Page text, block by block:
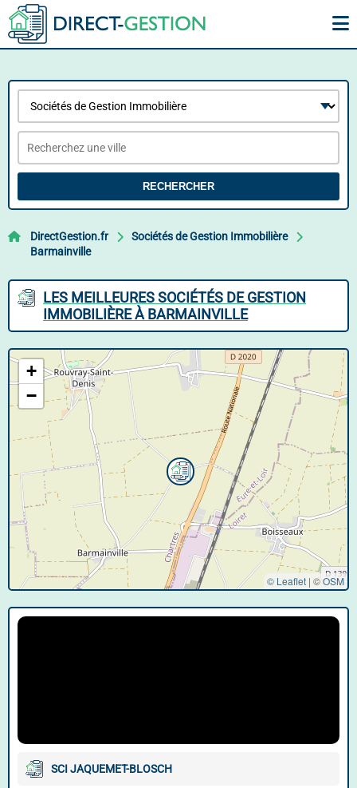
RECHERCHER
DirectGestion.fr
Sociétés de Gestion Immobilière
Barmainville
LES MEILLEURES SOCIÉTÉS DE GESTION
IMMOBILIÈRE À BARMAINVILLE
+
−
© Leaflet | ©OSM
SCI JAQUEMET-BLOSCH